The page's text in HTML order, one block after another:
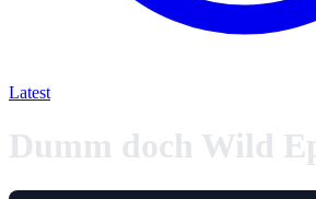
Latest
Dumm doch Wild